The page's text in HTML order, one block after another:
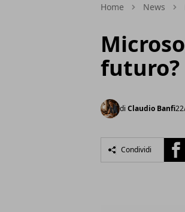
Home News
futuro?
di Claudio Banfi
Condividi